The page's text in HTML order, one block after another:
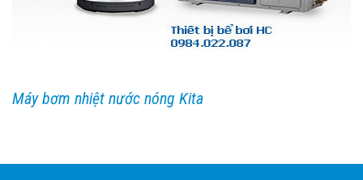
Máy bơm nhiệt nước nóng Kita